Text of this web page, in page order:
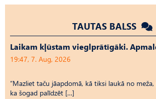
TAUTAS BALSS
Laikam kļūstam vieglprātīgāki.
19:47, 7. Aug, 2026
“Mazliet taču jāapdomā, kā tiksi laukā no meža,
ka šogad palīdzēt […]